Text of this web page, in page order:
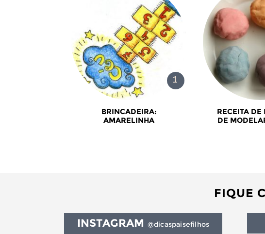
BRINCADEIRA:
AMARELINHA
RECEITA
DE
FIQUE
INSTAGRAM @dicaspaisefilhos